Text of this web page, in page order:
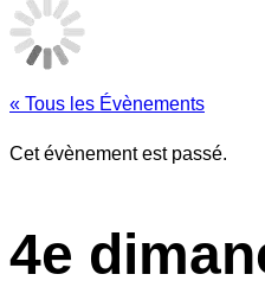
« Tous les Évènements
Cet évènement est passé.
4e